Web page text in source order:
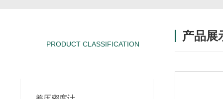
PRODUCT CLASSIFICATION
产品展